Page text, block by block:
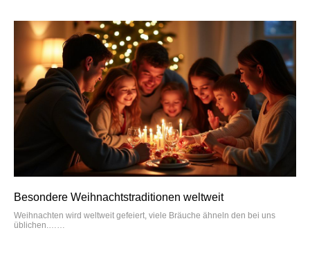
Besondere Weihnachtstraditionen weltweit
Weihnachten wird weltweit gefeiert, viele Bräuche ähneln den bei uns
üblichen.…